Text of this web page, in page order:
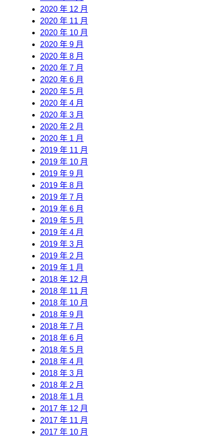
2020 年 12 月
2020 年 11 月
2020 年 10 月
2020 年 9 月
2020 年 8 月
2020 年 7 月
2020 年 6 月
2020 年 5 月
2020 年 4 月
2020 年 3 月
2020 年 2 月
2020 年 1 月
2019 年 11 月
2019 年 10 月
2019 年 9 月
2019 年 8 月
2019 年 7 月
2019 年 6 月
2019 年 5 月
2019 年 4 月
2019 年 3 月
2019 年 2 月
2019 年 1 月
2018 年 12 月
2018 年 11 月
2018 年 10 月
2018 年 9 月
2018 年 7 月
2018 年 6 月
2018 年 5 月
2018 年 4 月
2018 年 3 月
2018 年 2 月
2018 年 1 月
2017 年 12 月
2017 年 11 月
2017 年 10 月